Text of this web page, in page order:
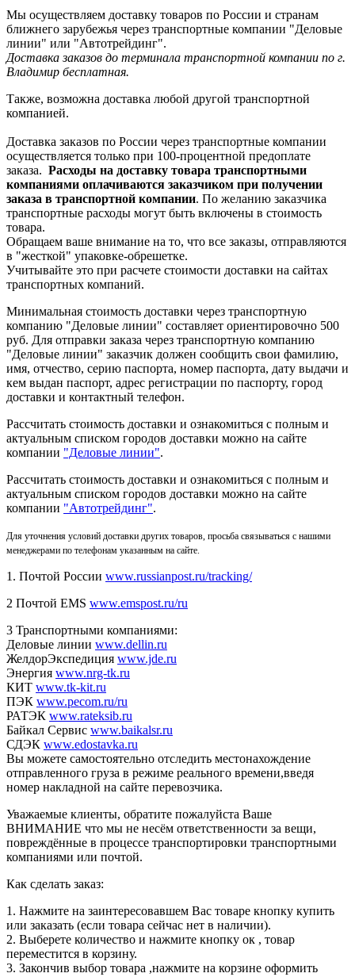
Мы осуществляем доставку товаров по России и странам
ближнего зарубежья через транспортные компании "Деловые
линии" или "Автотрейдинг".
Доставка заказов до терминала транспортной компании по г.
Владимир бесплатная.
Также, возможна доставка любой другой транспортной
компанией.
Доставка заказов по России через транспортные компании
осуществляется только при 100-процентной предоплате
заказа. Расходы на доставку товара транспортными
компаниями оплачиваются заказчиком при получении
заказа в транспортной компании. По желанию заказчика
транспортные расходы могут быть включены в стоимость
товара.
Обращаем ваше внимание на то, что все заказы, отправляются
в "жесткой" упаковке-обрешетке.
Учитывайте это при расчете стоимости доставки на сайтах
транспортных компаний.
Минимальная стоимость доставки через транспортную
компанию "Деловые линии" составляет ориентировочно 500
руб. Для отправки заказа через транспортную компанию
"Деловые линии" заказчик должен сообщить свои фамилию,
имя, отчество, серию паспорта, номер паспорта, дату выдачи и
кем выдан паспорт, адрес регистрации по паспорту, город
доставки и контактный телефон.
Рассчитать стоимость доставки и ознакомиться с полным и
актуальным списком городов доставки можно на сайте
компании "Деловые линии".
Рассчитать стоимость доставки и ознакомиться с полным и
актуальным списком городов доставки можно на сайте
компании "Автотрейдинг".
Для уточнения условий доставки других товаров, просьба связываться с нашими
менеджерами по телефонам указанным на сайте.
1. Почтой России www.russianpost.ru/tracking/
2 Почтой EMS www.emspost.ru/ru
3 Транспортными компаниями:
Деловые линии www.dellin.ru
ЖелдорЭкспедиция www.jde.ru
Энергия www.nrg-tk.ru
КИТ www.tk-kit.ru
ПЭК www.pecom.ru/ru
РАТЭК www.rateksib.ru
Байкал Сервис www.baikalsr.ru
СДЭК www.edostavka.ru
Вы можете самостоятельно отследить местонахождение
отправленного груза в режиме реального времени,введя
номер накладной на сайте перевозчика.
Уважаемые клиенты, обратите пожалуйста Ваше
ВНИМАНИЕ что мы не несём ответственности за вещи,
повреждённые в процессе транспортировки транспортными
компаниями или почтой.
Как сделать заказ:
1. Нажмите на заинтересовавшем Вас товаре кнопку купить
или заказать (если товара сейчас нет в наличии).
2. Выберете количество и нажмите кнопку ок , товар
переместится в корзину.
3. Закончив выбор товара ,нажмите на корзине оформить